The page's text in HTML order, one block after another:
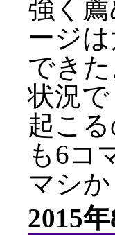
強く
ージ
でき
状況
起こ
も6コ
マシか
2015